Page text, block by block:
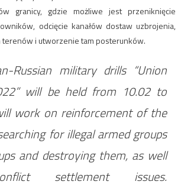
granicy, gdzie możliwe jest przeniknięcie
odcięcie kanałów dostaw uzbrojenia,
terenów i utworzenie tam posterunków.
Russian military drills “Union
will be held from 10.02 to
work on reinforcement of the
for illegal armed groups
and destroying them, as well
settlement issues.